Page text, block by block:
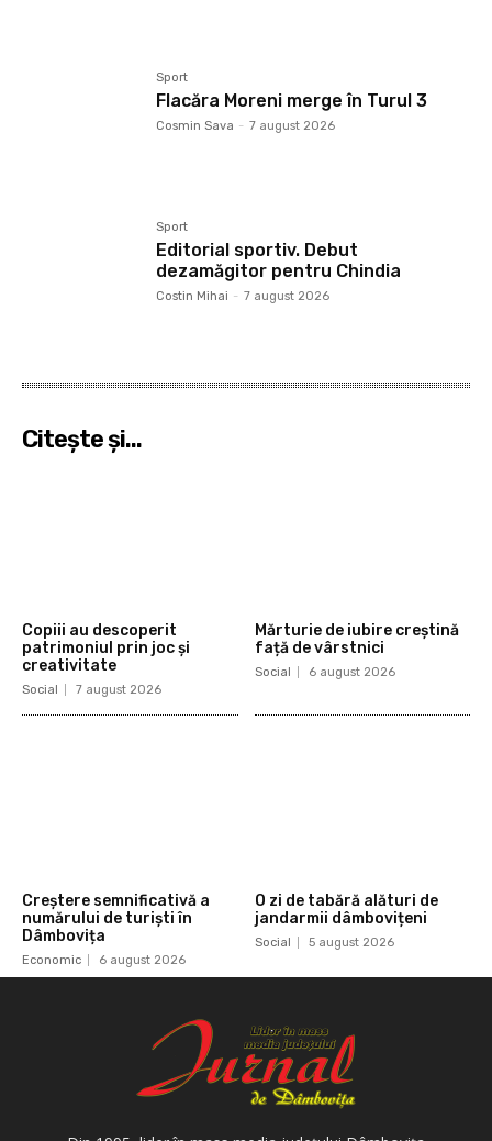
Sport
Flacăra Moreni merge în Turul 3
Cosmin Sava - 7 august 2026
Sport
Editorial sportiv. Debut
dezamăgitor pentru Chindia
Costin Mihai - 7 august 2026
Citeşte şi...
Copiii au descoperit
patrimoniul prin joc și
creativitate
Social 7 august 2026
Mărturie de iubire creștină
față de vârstnici
Social 6 august 2026
Creștere semnificativă a
numărului de turiști în
Dâmbovița
Economic 6 august 2026
O zi de tabără alături de
jandarmii dâmbovițeni
Social 5 august 2026